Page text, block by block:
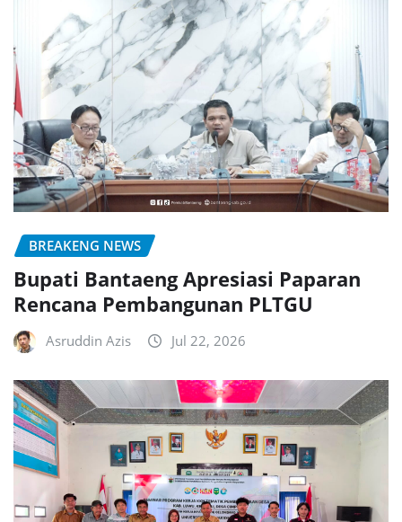
BREAKENG NEWS
Bupati Bantaeng Apresiasi Paparan
Rencana Pembangunan PLTGU
Asruddin Azis Jul 22, 2026